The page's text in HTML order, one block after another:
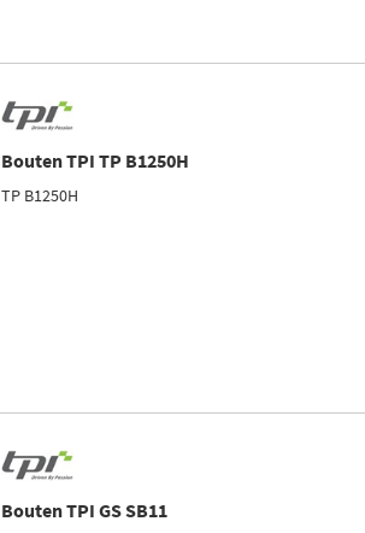
Bouten TPI TP B1250H
TP B1250H
Bouten TPI GS SB11